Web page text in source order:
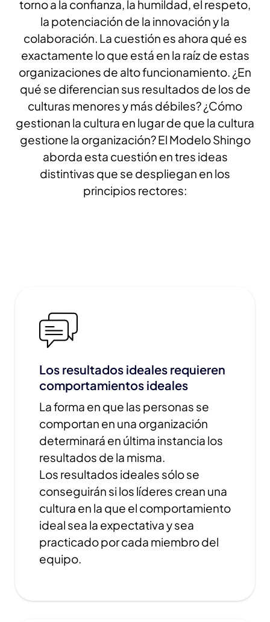
torno a la confianza, la humildad, el respeto,
la potenciación de la innovación y la
colaboración. La cuestión es ahora qué es
exactamente lo que está en la raíz de estas
organizaciones de alto funcionamiento. ¿En
qué se diferencian sus resultados de los de
culturas menores y más débiles? ¿Cómo
gestionan la cultura en lugar de que la cultura
gestione la organización? El Modelo Shingo
aborda esta cuestión en tres ideas
distintivas que se despliegan en los
principios rectores:
Los resultados ideales requieren
comportamientos ideales
La forma en que las personas se
comportan en una organización
determinará en última instancia los
resultados de la misma.
Los resultados ideales sólo se
conseguirán si los líderes crean una
cultura en la que el comportamiento
ideal sea la expectativa y sea
practicado por cada miembro del
equipo.